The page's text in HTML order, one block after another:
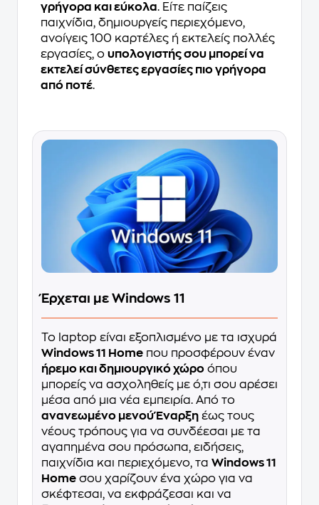
γρήγορα και εύκολα. Είτε παίζεις
παιχνίδια, δημιουργείς περιεχόμενο,
ανοίγεις 100 καρτέλες ή εκτελείς πολλές
εργασίες, ο υπολογιστής σου μπορεί να
εκτελεί σύνθετες εργασίες πιο γρήγορα
από ποτέ.
Έρχεται με Windows 11
Το laptop είναι εξοπλισμένο με τα ισχυρά
Windows 11 Home που προσφέρουν έναν
ήρεμο και δημιουργικό χώρο όπου
μπορείς να ασχοληθείς με ό,τι σου αρέσει
μέσα από μια νέα εμπειρία. Από το
ανανεωμένο μενού Έναρξη έως τους
νέους τρόπους για να συνδέεσαι με τα
αγαπημένα σου πρόσωπα, ειδήσεις,
παιχνίδια και περιεχόμενο, τα Windows 11
Home σου χαρίζουν ένα χώρο για να
σκέφτεσαι, να εκφράζεσαι και να